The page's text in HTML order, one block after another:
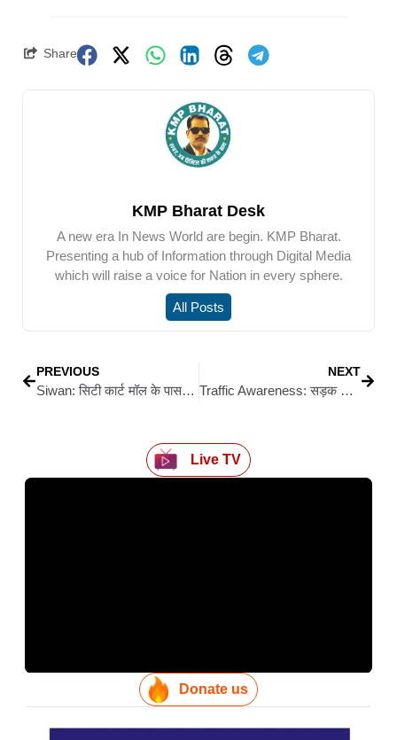
Share
KMP Bharat Desk
A new era In News World are begin. KMP Bharat.
Presenting a hub of Information through Digital Media
which will raise a voice for Nation in every sphere.
All Posts
PREVIOUS
Siwan: सिटी कार्ट मॉल के पास से बाइक चोरी, पीड़ित ने नगर थाना में दिया आवेदन
NEXT
Traffic Awareness: सड़क सुरक्षा को लेकर कांग्रेस की मानव श्रृंखला, प्रशासन से एक्सीडेंट जोन व जाम पर त्वरित कार्रवाई की मांग
Live TV
Donate us